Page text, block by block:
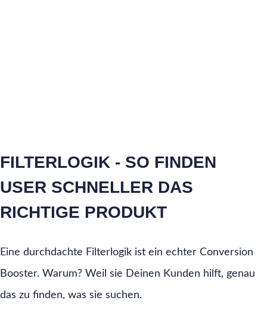
FILTERLOGIK - SO FINDEN
USER SCHNELLER DAS
RICHTIGE PRODUKT
Eine durchdachte Filterlogik ist ein echter Conversion
Booster. Warum? Weil sie Deinen Kunden hilft, genau
das zu finden, was sie suchen.